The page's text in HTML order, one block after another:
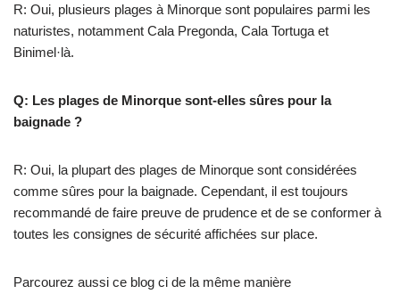
R: Oui, plusieurs plages à Minorque sont populaires parmi les
naturistes, notamment Cala Pregonda, Cala Tortuga et
Binimel·là.
Q: Les plages de Minorque sont-elles sûres pour la
baignade ?
R: Oui, la plupart des plages de Minorque sont considérées
comme sûres pour la baignade. Cependant, il est toujours
recommandé de faire preuve de prudence et de se conformer à
toutes les consignes de sécurité affichées sur place.
Parcourez aussi ce blog ci de la même manière